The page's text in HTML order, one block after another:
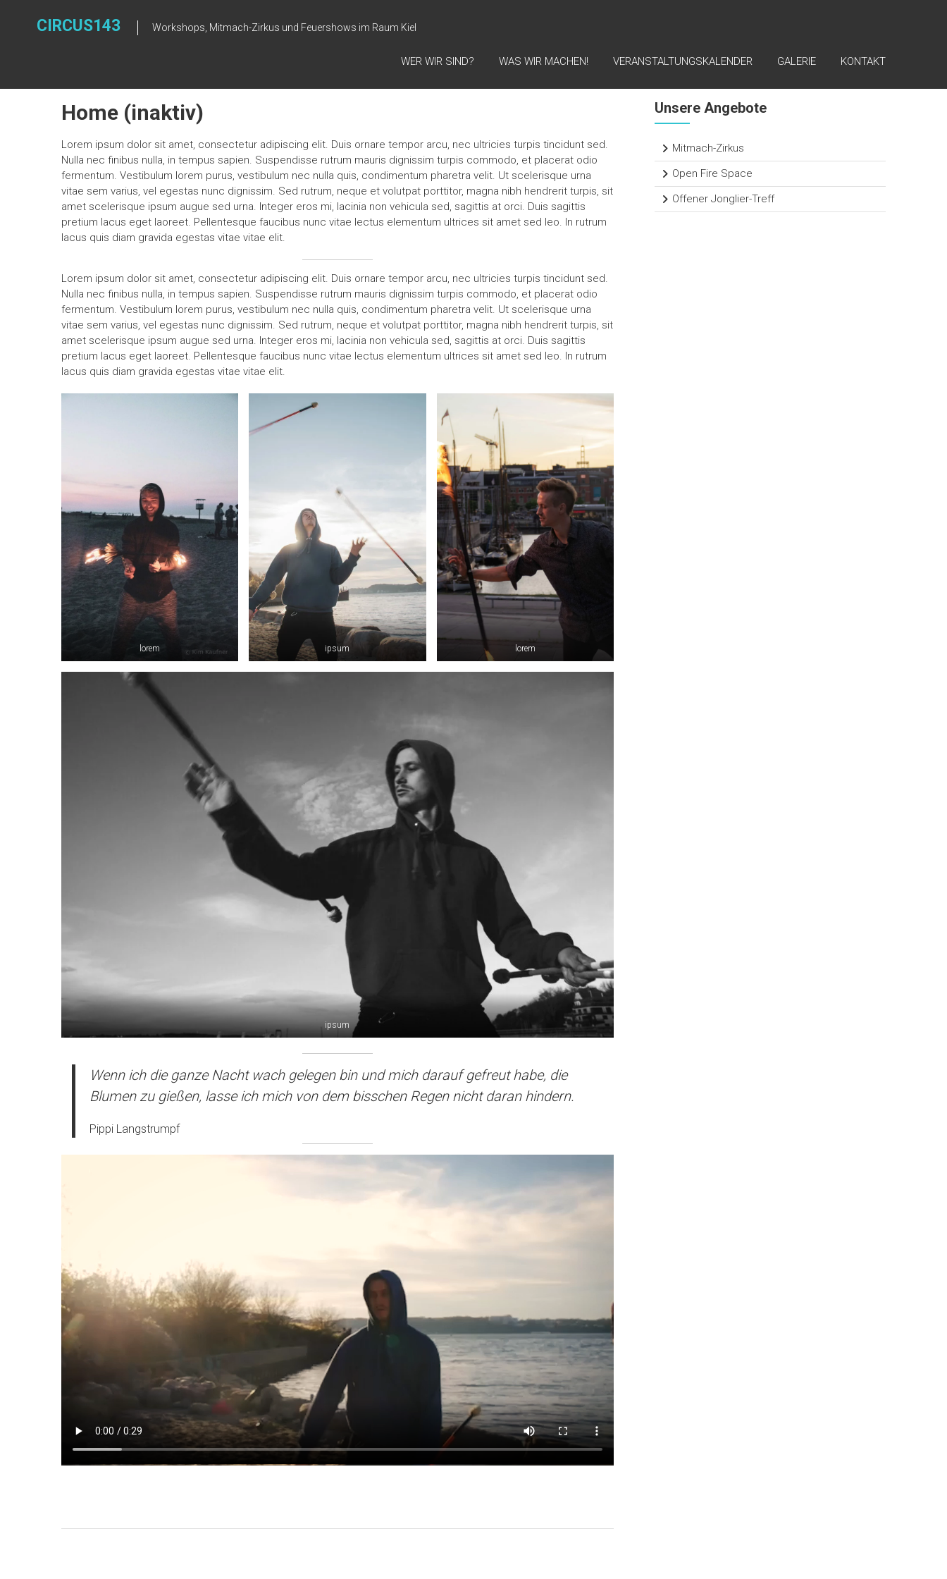
CIRCUS143 Workshops, Mitmach-Zirkus und Feuershows im Raum Kiel
WER WIR SIND? WAS WIR MACHEN! VERANSTALTUNGSKALENDER GALERIE KONTAKT
Home (inaktiv)
Lorem ipsum dolor sit amet, consectetur adipiscing elit. Duis ornare tempor arcu, nec ultricies turpis tincidunt sed.
Nulla nec finibus nulla, in tempus sapien. Suspendisse rutrum mauris dignissim turpis commodo, et placerat odio
fermentum. Vestibulum lorem purus, vestibulum nec nulla quis, condimentum pharetra velit. Ut scelerisque urna
vitae sem varius, vel egestas nunc dignissim. Sed rutrum, neque et volutpat porttitor, magna nibh hendrerit turpis, sit
amet scelerisque ipsum augue sed urna. Integer eros mi, lacinia non vehicula sed, sagittis at orci. Duis sagittis
pretium lacus eget laoreet. Pellentesque faucibus nunc vitae lectus elementum ultrices sit amet sed leo. In rutrum
lacus quis diam gravida egestas vitae vitae elit.
Lorem ipsum dolor sit amet, consectetur adipiscing elit. Duis ornare tempor arcu, nec ultricies turpis tincidunt sed.
Nulla nec finibus nulla, in tempus sapien. Suspendisse rutrum mauris dignissim turpis commodo, et placerat odio
fermentum. Vestibulum lorem purus, vestibulum nec nulla quis, condimentum pharetra velit. Ut scelerisque urna
vitae sem varius, vel egestas nunc dignissim. Sed rutrum, neque et volutpat porttitor, magna nibh hendrerit turpis, sit
amet scelerisque ipsum augue sed urna. Integer eros mi, lacinia non vehicula sed, sagittis at orci. Duis sagittis
pretium lacus eget laoreet. Pellentesque faucibus nunc vitae lectus elementum ultrices sit amet sed leo. In rutrum
lacus quis diam gravida egestas vitae vitae elit.
lorem ipsum lorem
ipsum
Wenn ich die ganze Nacht wach gelegen bin und mich darauf gefreut habe, die
Blumen zu gießen, lasse ich mich von dem bisschen Regen nicht daran hindern.
Pippi Langstrumpf
Unsere Angebote
Mitmach-Zirkus
Open Fire Space
Offener Jonglier-Treff